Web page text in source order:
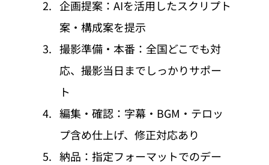
企画提案：AIを活用したスクリプト
案・構成案を提示
撮影準備・本番：全国どこでも対
応、撮影当日までしっかりサポー
ト
編集・確認：字幕・BGM・テロッ
プ含め仕上げ、修正対応あり
納品：指定フォーマットでのデー